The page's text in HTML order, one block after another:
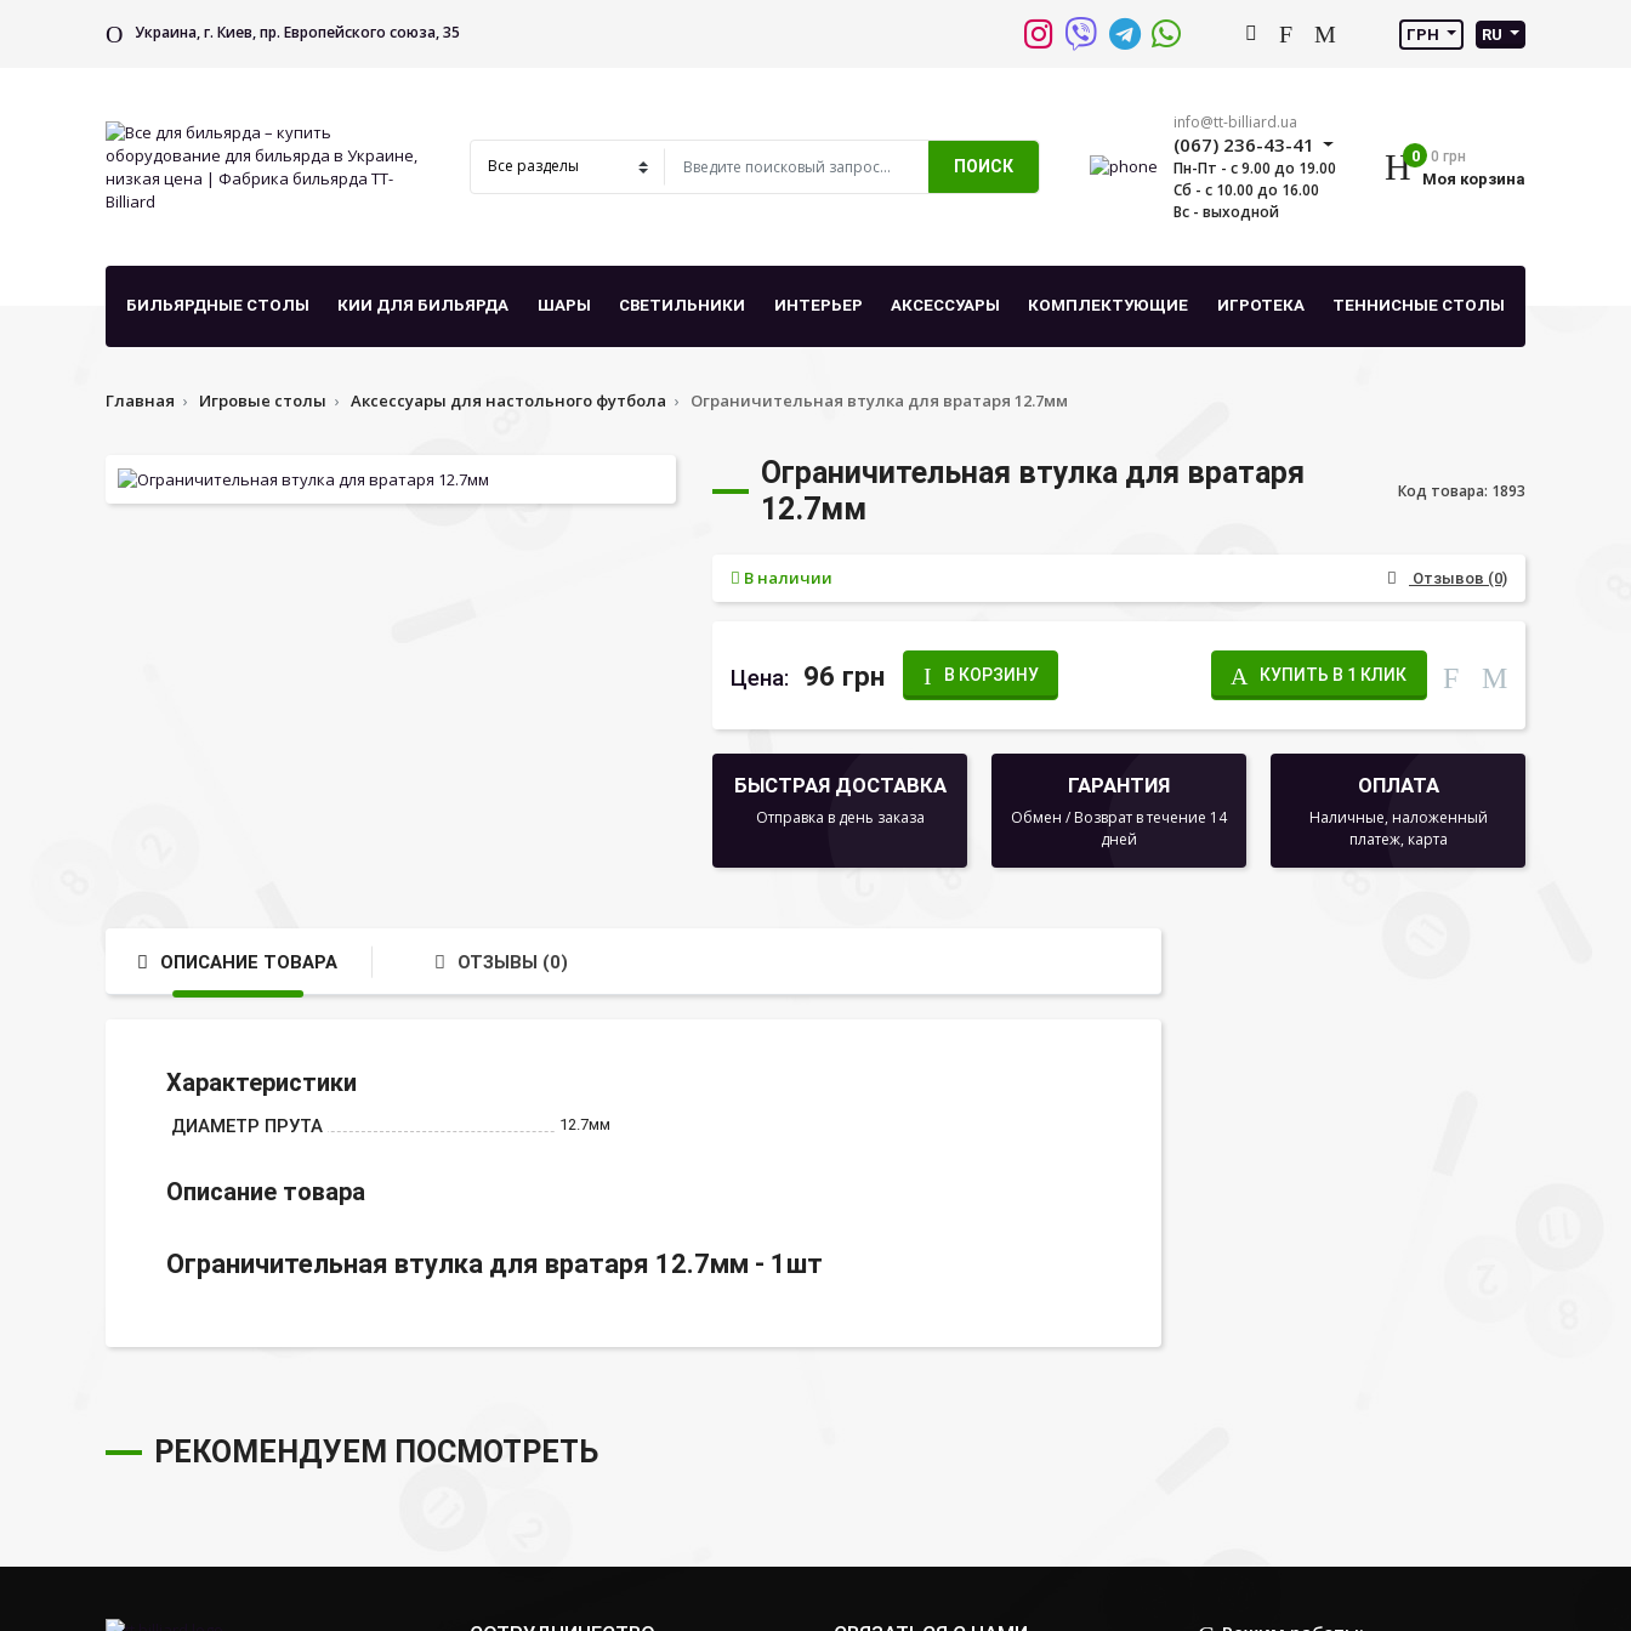
Украина, г. Киев, пр. Европейского союза, 35 ГРН RU
ПОИСК
info@tt-billiard.ua
(067) 236-43-41
Пн-Пт - с 9.00 до 19.00
Сб - с 10.00 до 16.00
Вс - выходной
0 0 грн
Моя корзина
БИЛЬЯРДНЫЕ СТОЛЫ КИИ ДЛЯ БИЛЬЯРДА ШАРЫ СВЕТИЛЬНИКИ ИНТЕРЬЕР АКСЕССУАРЫ КОМПЛЕКТУЮЩИЕ ИГРОТЕКА ТЕННИСНЫЕ СТОЛЫ
Главная Игровые столы Аксессуары для настольного футбола Ограничительная втулка для вратаря 12.7мм
Ограничительная втулка для вратаря
12.7мм
Код товара: 1893
В наличии Отзывов (0)
Цена: 96 грн В КОРЗИНУ КУПИТЬ В 1 КЛИК
БЫСТРАЯ ДОСТАВКА
Отправка в день заказа
ГАРАНТИЯ
Обмен / Возврат в течение 14
дней
ОПЛАТА
Наличные, наложенный
платеж, карта
ОПИСАНИЕ ТОВАРА ОТЗЫВЫ (0)
Характеристики
ДИАМЕТР ПРУТА 12.7мм
Описание товара
Ограничительная втулка для вратаря 12.7мм - 1шт
РЕКОМЕНДУЕМ ПОСМОТРЕТЬ